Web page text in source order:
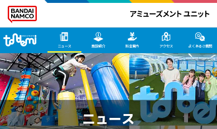
ニュース 施設紹介 料金案内 アクセス よくあるご質問
ニュース